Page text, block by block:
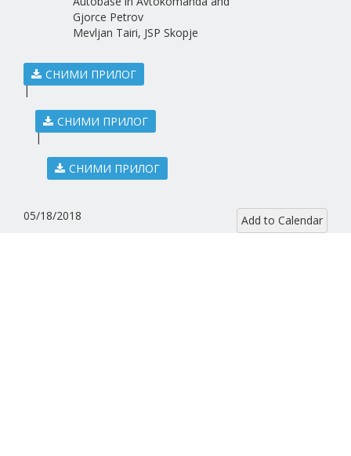
Gjorce Petrov
Mevljan Tairi, JSP Skopje
СНИМИ ПРИЛОГ
|
СНИМИ ПРИЛОГ
|
СНИМИ ПРИЛОГ
05/18/2018 Add to Calendar